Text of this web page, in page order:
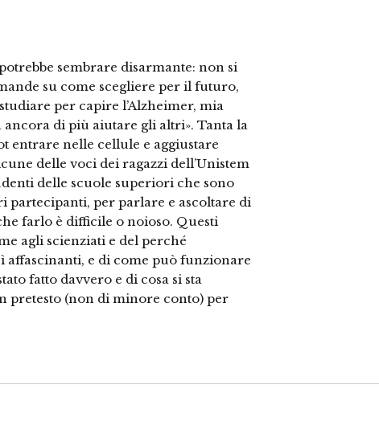
sembrare disarmante: non si
su come scegliere per il futuro,
per capire l’Alzheimer, mia
ancora di più aiutare gli altri». Tanta la
entrare nelle cellule e aggiustare
delle voci dei ragazzi dell’Unistem
delle scuole superiori che sono
partecipanti, per parlare e ascoltare di
farlo è difficile o noioso. Questi
agli scienziati e del perché
affascinanti, e di come può funzionare
fatto davvero e di cosa si sta
pretesto (non di minore conto) per